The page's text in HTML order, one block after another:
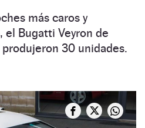
más caros y
el Bugatti Veyron de
30 unidades.